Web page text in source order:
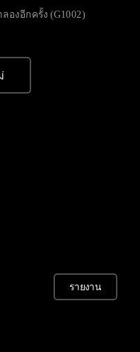
องอีกครั้ง (G1002)
รายงาน